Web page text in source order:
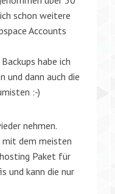
schon weitere
Accounts
habe ich
und dann auch die
:-)
nehmen.
dem meisten
Paket für
und kann die nur